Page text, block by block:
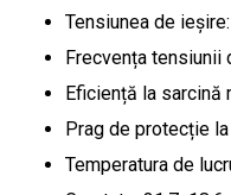
Tensiunea de
Frecvența
Eficiență la sarcină
Prag de protecție
Temperatura de